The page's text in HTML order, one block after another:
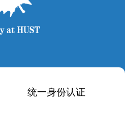
统一身份认证